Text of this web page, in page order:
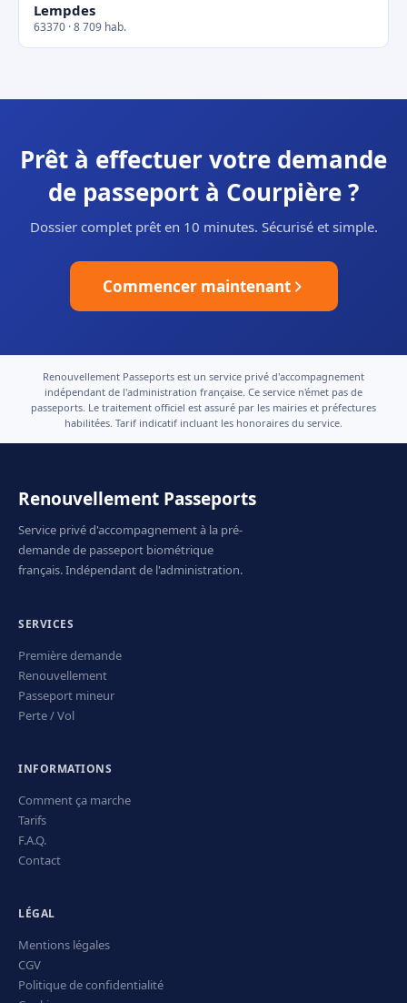
Lempdes
63370 · 8 709 hab.
Prêt à effectuer votre demande
de passeport à Courpière ?
Dossier complet prêt en 10 minutes. Sécurisé et simple.
Commencer maintenant
Renouvellement Passeports est un service privé d'accompagnement
indépendant de l'administration française. Ce service n'émet pas de
passeports. Le traitement officiel est assuré par les mairies et préfectures
habilitées. Tarif indicatif incluant les honoraires du service.
Renouvellement Passeports
Service privé d'accompagnement à la pré-
demande de passeport biométrique
français. Indépendant de l'administration.
SERVICES
Première demande
Renouvellement
Passeport mineur
Perte / Vol
INFORMATIONS
Comment ça marche
Tarifs
F.A.Q.
Contact
LÉGAL
Mentions légales
CGV
Politique de confidentialité